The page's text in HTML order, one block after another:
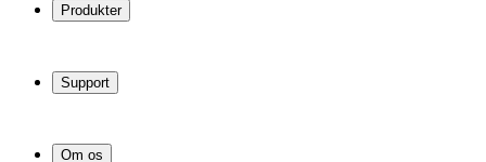
Produkter
Vinstativ
Vinmøbler
Support
Service
Om os